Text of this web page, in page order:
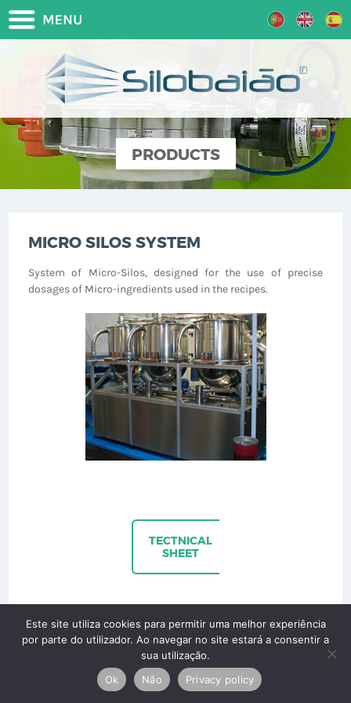
PRODUCTS
MICRO SILOS SYSTEM
System of Micro-Silos, designed for the use of precise
dosages of Micro-ingredients used in the recipes.
TECTNICAL
SHEET
Copyright © 2026 Silobaião Lda. All rights reserved.
Este site utiliza cookies para permitir uma melhor experiência
por parte do utilizador. Ao navegar no site estará a consentir a
sua utilização.
Ok
Não Privacy policy